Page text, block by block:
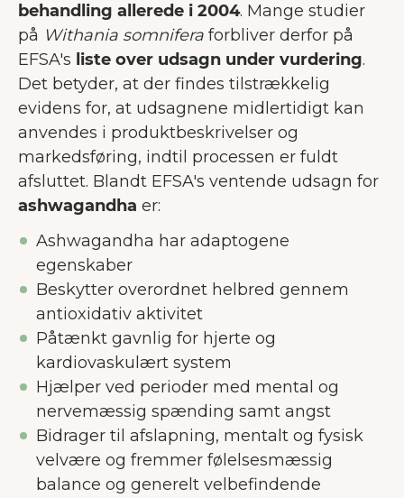
behandling allerede i 2004. Mange studier
på Withania somnifera forbliver derfor på
EFSA's liste over udsagn under vurdering.
Det betyder, at der findes tilstrækkelig
evidens for, at udsagnene midlertidigt kan
anvendes i produktbeskrivelser og
markedsføring, indtil processen er fuldt
afsluttet. Blandt EFSA's ventende udsagn for
ashwagandha er:
Ashwagandha har adaptogene
egenskaber
Beskytter overordnet helbred gennem
antioxidativ aktivitet
Påtænkt gavnlig for hjerte og
kardiovaskulært system
Hjælper ved perioder med mental og
nervemæssig spænding samt angst
Bidrager til afslapning, mentalt og fysisk
velvære og fremmer følelsesmæssig
balance og generelt velbefindende